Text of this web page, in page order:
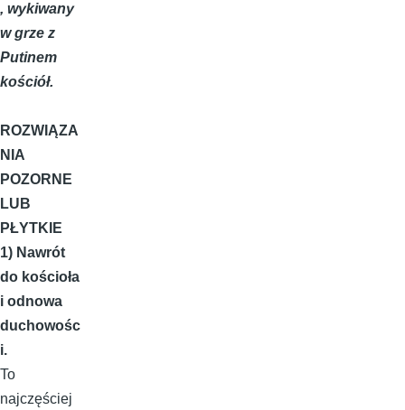
, wykiwany
w grze z
Putinem
kościół.
ROZWIĄZA
NIA
POZORNE
LUB
PŁYTKIE
1) Nawrót
do kościoła
i odnowa
duchowośc
i.
To
najczęściej